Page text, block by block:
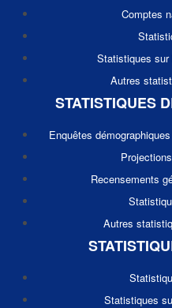
Comptes
Statistiques sur
Autres
STATISTIQUES
Enquêtes
Recensements
Autres
Statistiques